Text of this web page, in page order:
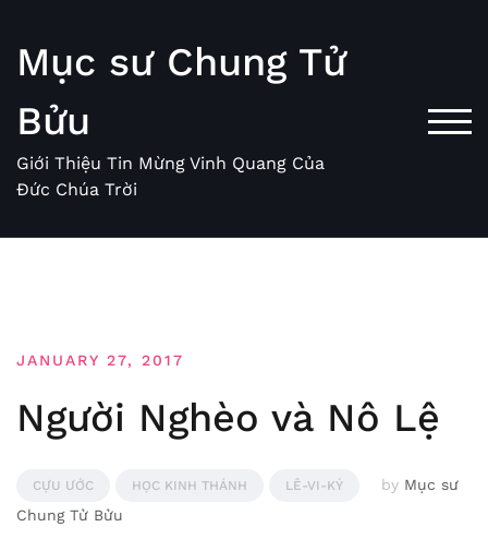
content
Mục sư Chung Tử
Bửu
Giới Thiệu Tin Mừng Vinh Quang Của
Đức Chúa Trời
JANUARY 27, 2017
Người Nghèo và Nô Lệ
CỰU ƯỚC HỌC KINH THÁNH LÊ-VI-KÝ by Mục sư
Chung Tử Bửu